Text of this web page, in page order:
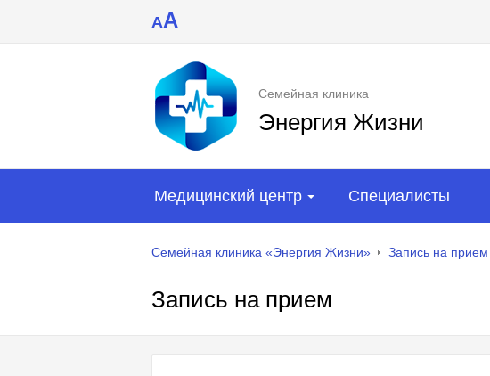
AA
Семейная клиника
Энергия Жизни
Медицинский центр Специалисты
Семейная клиника «Энергия Жизни» Запись на прием
Запись на прием